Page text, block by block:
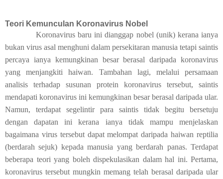
Teori Kemunculan Koronavirus Nobel
Koronavirus baru ini dianggap nobel (unik) kerana ianya
bukan virus asal menghuni dalam persekitaran manusia tetapi saintis
percaya ianya kemungkinan besar berasal daripada koronavirus
yang menjangkiti haiwan. Tambahan lagi, melalui persamaan
analisis terhadap susunan protein koronavirus tersebut, saintis
mendapati koronavirus ini kemungkinan besar berasal daripada ular.
Namun, terdapat segelintir para saintis tidak begitu bersetuju
dengan dapatan ini kerana ianya tidak mampu menjelaskan
bagaimana virus tersebut dapat melompat daripada haiwan reptilia
(berdarah sejuk) kepada manusia yang berdarah panas. Terdapat
beberapa teori yang boleh dispekulasikan dalam hal ini. Pertama,
koronavirus tersebut mungkin memang telah berasal daripada ular